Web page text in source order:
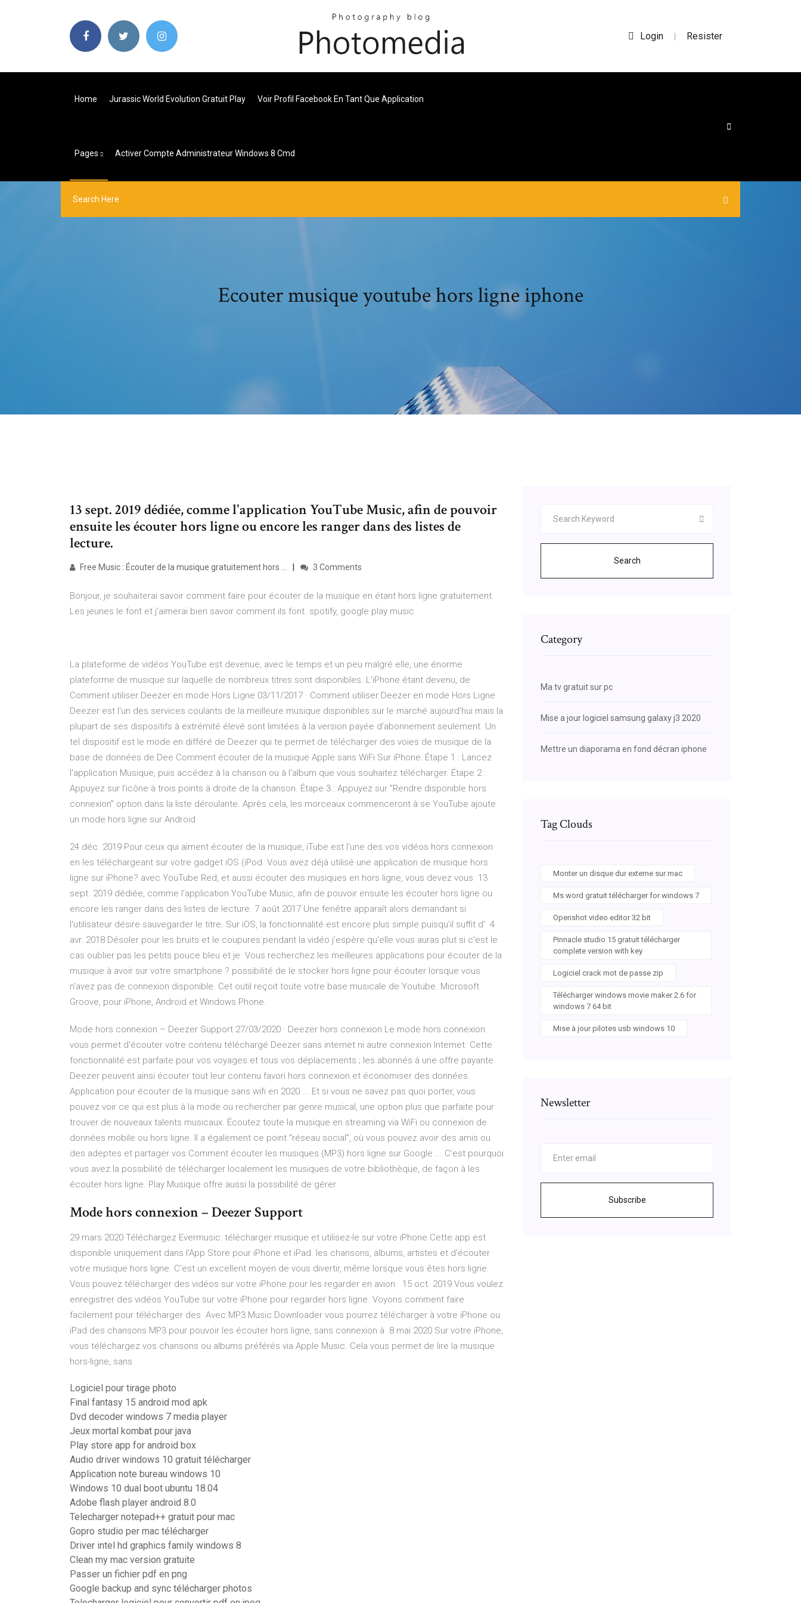
Login | Resister
Home Jurassic World Evolution Gratuit Play Voir Profil Facebook En Tant Que Application
Pages Activer Compte Administrateur Windows 8 Cmd
Ecouter musique youtube hors ligne iphone
13 sept. 2019 dédiée, comme l'application YouTube Music, afin de pouvoir
ensuite les écouter hors ligne ou encore les ranger dans des listes de
lecture.
Free Music : Écouter de la musique gratuitement hors ... 3 Comments
Bonjour, je souhaiterai savoir comment faire pour écouter de la musique en étant hors ligne gratuitement.
Les jeunes le font et j'aimerai bien savoir comment ils font. spotify, google play music
La plateforme de vidéos YouTube est devenue, avec le temps et un peu malgré elle, une énorme
plateforme de musique sur laquelle de nombreux titres sont disponibles. L’iPhone étant devenu, de
Comment utiliser Deezer en mode Hors Ligne 03/11/2017 · Comment utiliser Deezer en mode Hors Ligne
Deezer est l'un des services coulants de la meilleure musique disponibles sur le marché aujourd'hui mais la
plupart de ses dispositifs à extrémité élevé sont limitées à la version payée d'abonnement seulement. Un
tel dispositif est le mode en différé de Deezer qui te permet de télécharger des voies de musique de la
base de données de Dee Comment écouter de la musique Apple sans WiFi Sur iPhone: Étape 1 : Lancez
l'application Musique, puis accédez à la chanson ou à l'album que vous souhaitez télécharger. Étape 2 :
Appuyez sur l'icône à trois points à droite de la chanson. Étape 3 : Appuyez sur "Rendre disponible hors
connexion" option dans la liste déroulante. Après cela, les morceaux commenceront à se YouTube ajoute
un mode hors ligne sur Android
24 déc. 2019 Pour ceux qui aiment écouter de la musique, iTube est l'une des vos vidéos hors connexion
en les téléchargeant sur votre gadget iOS (iPod Vous avez déjà utilisé une application de musique hors
ligne sur iPhone? avec YouTube Red, et aussi écouter des musiques en hors ligne, vous devez vous 13
sept. 2019 dédiée, comme l'application YouTube Music, afin de pouvoir ensuite les écouter hors ligne ou
encore les ranger dans des listes de lecture. 7 août 2017 Une fenêtre apparaît alors demandant si
l'utilisateur désire sauvegarder le titre. Sur iOS, la fonctionnalité est encore plus simple puisqu'il suffit d' 4
avr. 2018 Désoler pour les bruits et le coupures pendant la vidéo j'espère qu'elle vous auras plut si c'est le
cas oublier pas les petits pouce bleu et je Vous recherchez les meilleures applications pour écouter de la
musique à avoir sur votre smartphone ? possibilité de le stocker hors ligne pour écouter lorsque vous
n'avez pas de connexion disponible. Cet outil reçoit toute votre base musicale de Youtube. Microsoft
Groove, pour iPhone, Android et Windows Phone.
Mode hors connexion – Deezer Support 27/03/2020 · Deezer hors connexion Le mode hors connexion
vous permet d'écouter votre contenu téléchargé Deezer sans internet ni autre connexion Internet. Cette
fonctionnalité est parfaite pour vos voyages et tous vos déplacements ; les abonnés à une offre payante
Deezer peuvent ainsi écouter tout leur contenu favori hors connexion et économiser des données.
Application pour écouter de la musique sans wifi en 2020 ... Et si vous ne savez pas quoi porter, vous
pouvez voir ce qui est plus à la mode ou rechercher par genre musical, une option plus que parfaite pour
trouver de nouveaux talents musicaux. Écoutez toute la musique en streaming via WiFi ou connexion de
données mobile ou hors ligne. Il a également ce point “réseau social”, où vous pouvez avoir des amis ou
des adeptes et partager vos Comment écouter les musiques (MP3) hors ligne sur Google ... C’est pourquoi
vous avez la possibilité de télécharger localement les musiques de votre bibliothèque, de façon à les
écouter hors ligne. Play Musique offre aussi la possibilité de gérer
Mode hors connexion – Deezer Support
29 mars 2020 Téléchargez Evermusic: télécharger musique et utilisez-le sur votre iPhone Cette app est
disponible uniquement dans l'App Store pour iPhone et iPad. les chansons, albums, artistes et d'écouter
votre musique hors ligne. C'est un excellent moyen de vous divertir, même lorsque vous êtes hors ligne.
Vous pouvez télécharger des vidéos sur votre iPhone pour les regarder en avion 15 oct. 2019 Vous voulez
enregistrer des vidéos YouTube sur votre iPhone pour regarder hors ligne. Voyons comment faire
facilement pour télécharger des Avec MP3 Music Downloader vous pourrez télécharger à votre iPhone ou
iPad des chansons MP3 pour pouvoir les écouter hors ligne, sans connexion à 8 mai 2020 Sur votre iPhone,
vous téléchargez vos chansons ou albums préférés via Apple Music. Cela vous permet de lire la musique
hors-ligne, sans
Logiciel pour tirage photo
Final fantasy 15 android mod apk
Dvd decoder windows 7 media player
Jeux mortal kombat pour java
Play store app for android box
Audio driver windows 10 gratuit télécharger
Application note bureau windows 10
Windows 10 dual boot ubuntu 18.04
Adobe flash player android 8.0
Telecharger notepad++ gratuit pour mac
Gopro studio per mac télécharger
Driver intel hd graphics family windows 8
Clean my mac version gratuite
Passer un fichier pdf en png
Google backup and sync télécharger photos
Search
Category
Ma tv gratuit sur pc
Mise a jour logiciel samsung galaxy j3 2020
Mettre un diaporama en fond décran iphone
Tag Clouds
Monter un disque dur externe sur mac
Ms word gratuit télécharger for windows 7
Openshot video editor 32 bit
Pinnacle studio 15 gratuit télécharger
complete version with key
Logiciel crack mot de passe zip
Télécharger windows movie maker 2.6 for
windows 7 64 bit
Mise à jour pilotes usb windows 10
Newsletter
Subscribe